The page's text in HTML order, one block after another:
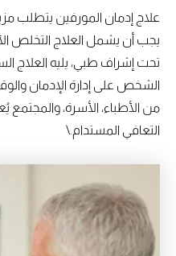
علاج إدمان المورفين يتطلب
يجب أن يشمل العلاج التخلص
تحت إشراف طبي، يليه العلاج
الشخص على إدارة الإدمان
من الأطباء، الأسرة، والمجتمع
التعافي المستدام.\